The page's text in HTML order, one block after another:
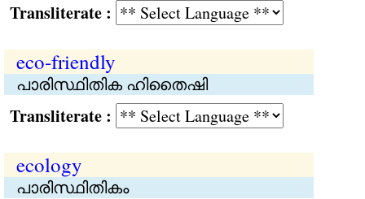
:
eco-friendly
പാരിസ്ഥിതിക ഹിതൈഷി
:
ecology
പാരിസ്ഥിതികം